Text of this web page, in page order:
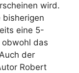
wird.
bisherigen
eine 5-
das
der
Robert